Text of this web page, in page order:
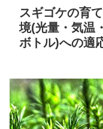
スギゴケの育
境(光量・気温
ボトル)への適